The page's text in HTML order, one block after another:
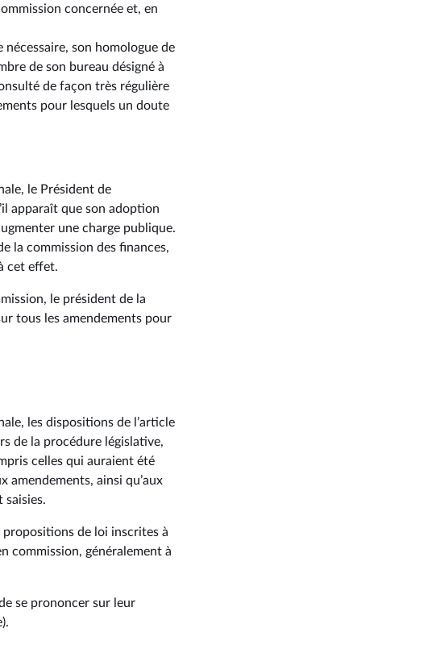
concernée et, en
nécessaire, son homologue de
de son bureau désigné à
de façon très régulière
pour lesquels un doute
le Président de
apparaît que son adoption
une charge publique.
la commission des finances,
cet effet.
le président de la
tous les amendements pour
les dispositions de l’article
de la procédure législative,
celles qui auraient été
amendements, ainsi qu’aux
saisies.
propositions de loi inscrites à
commission, généralement à
se prononcer sur leur